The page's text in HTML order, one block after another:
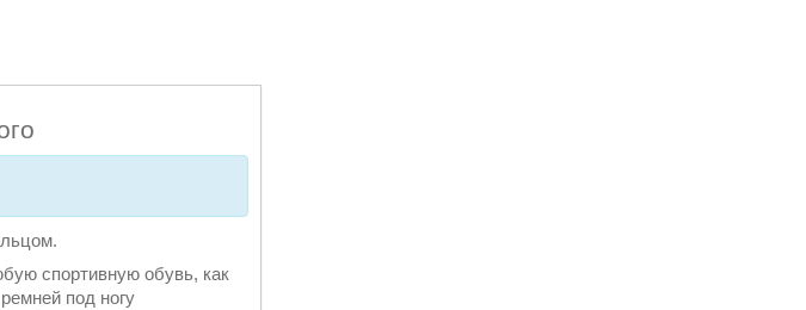
спортивную обувь, как
под ногу